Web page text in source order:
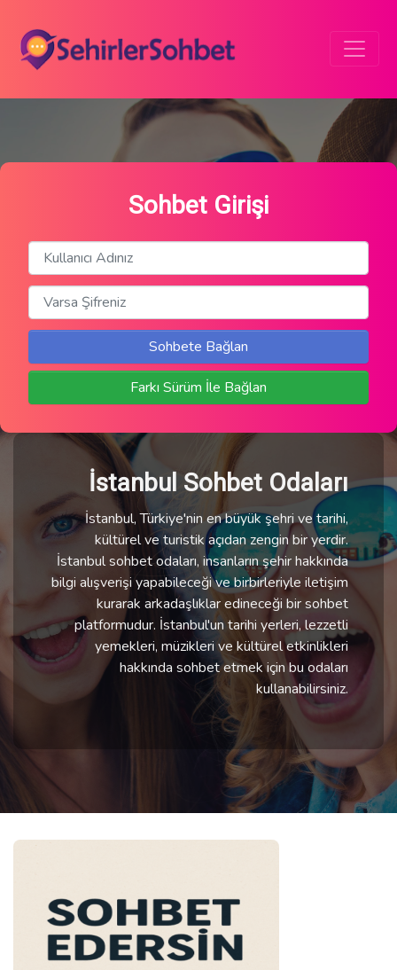
Sohbet Girişi
Sohbete Bağlan
Farkı Sürüm İle Bağlan
İstanbul Sohbet Odaları
İstanbul, Türkiye'nin en büyük şehri ve tarihi,
kültürel ve turistik açıdan zengin bir yerdir.
İstanbul sohbet odaları, insanların şehir hakkında
bilgi alışverişi yapabileceği ve birbirleriyle iletişim
kurarak arkadaşlıklar edineceği bir sohbet
platformudur. İstanbul'un tarihi yerleri, lezzetli
yemekleri, müzikleri ve kültürel etkinlikleri
hakkında sohbet etmek için bu odaları
kullanabilirsiniz.